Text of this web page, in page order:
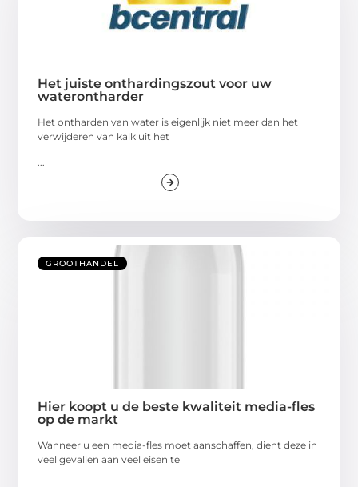
Het juiste onthardingszout voor uw
waterontharder
Het ontharden van water is eigenlijk niet meer dan het
verwijderen van kalk uit het
...
GROOTHANDEL
Hier koopt u de beste kwaliteit media-fles
op de markt
Wanneer u een media-fles moet aanschaffen, dient deze in
veel gevallen aan veel eisen te